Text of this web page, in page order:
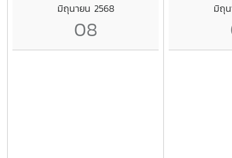
มิถุนายน 2568
08
มิถุ